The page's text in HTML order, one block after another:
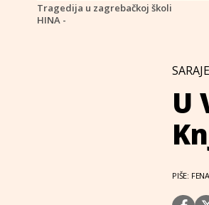
Tragedija u zagrebačkoj školi
HINA -
U
PIŠE: FENA